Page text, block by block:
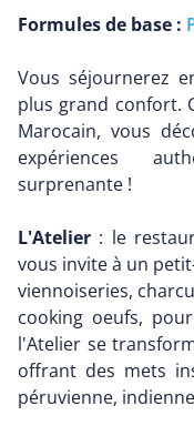
Formules de base :
Vous séjournerez
plus grand confort.
Marocain, vous
expériences
surprenante !
L'Atelier : le
vous invite à un
viennoiseries,
cooking oeufs,
l'Atelier se
offrant des mets
péruvienne,